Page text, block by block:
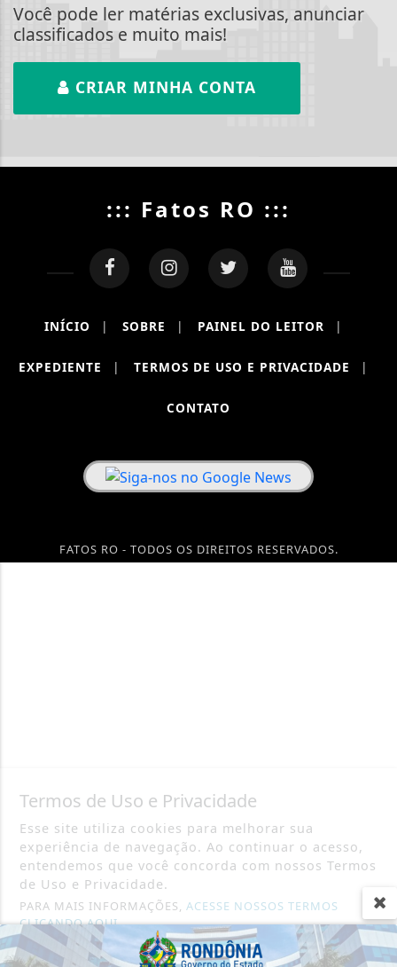
Você pode ler matérias exclusivas, anunciar
classificados e muito mais!
CRIAR MINHA CONTA
::: Fatos RO :::
INÍCIO | SOBRE | PAINEL DO LEITOR |
EXPEDIENTE | TERMOS DE USO E PRIVACIDADE |
CONTATO
FATOS RO - TODOS OS DIREITOS RESERVADOS.
Termos de Uso e Privacidade
Esse site utiliza cookies para melhorar sua
experiência de navegação. Ao continuar o acesso,
entendemos que você concorda com nossos Termos
de Uso e Privacidade.
PARA MAIS INFORMAÇÕES,ACESSE NOSSOS TERMOS
CLICANDO AQUI
PROSSEGUIR